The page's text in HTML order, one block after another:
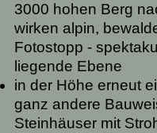
3000 hohen Berg
wirken alpin,
Fotostopp -
liegende Ebene
in der Höhe erneut
ganz andere
Steinhäuser mit